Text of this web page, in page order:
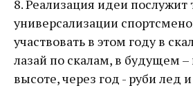
8. Реализация идеи послужит
универсализации
участвовать в этом году в
лазай по скалам, в будущем –
высоте, через год - руби лед и